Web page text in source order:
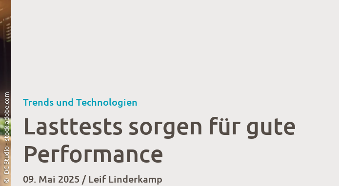
Trends und Technologien
Lasttests sorgen für gute
Performance
09. Mai 2025 / Leif Linderkamp